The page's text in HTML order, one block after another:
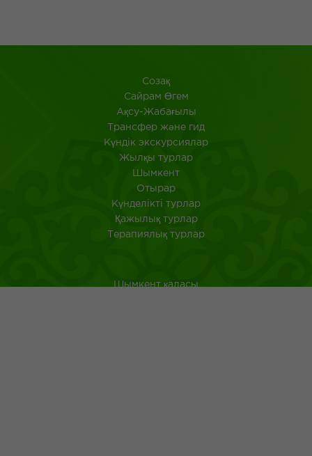
Созақ
​Сайрам Өгем
Ақсу-Жабағылы
Трансфер және гид
Күндік экскурсиялар
Жылқы турлар
Шымкент
Отырар
Күнделікті турлар
Қажылық турлар
Терапиялық турлар
Шымкент қаласы